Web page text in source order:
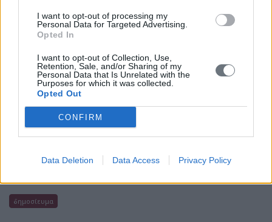
I want to opt-out of processing my
Personal Data for Targeted Advertising.
Opted In
I want to opt-out of Collection, Use,
Retention, Sale, and/or Sharing of my
Personal Data that Is Unrelated with the
Purposes for which it was collected.
Opted Out
CONFIRM
Data Deletion Data Access Privacy Policy
δημοσίευμα
Άρθρο του Δημήτρη Μανιατάκη,
Προέδρου Μανιατακείου
Ιδρύματος: Ο νέος
"Καποδίστριας" θα επιλύσει τα
χρόνια προβλήματα ή θα
αυξήσει τα υπάρχοντα;
ΜΑΝΙΑΤΑΚΕΙΟΝ ΙΔΡΥΜΑ Διαλέξεις -
Συνεντεύξεις - Δημοσιεύσεις - Άρθρα Δημήτρη
δημοσίευμα